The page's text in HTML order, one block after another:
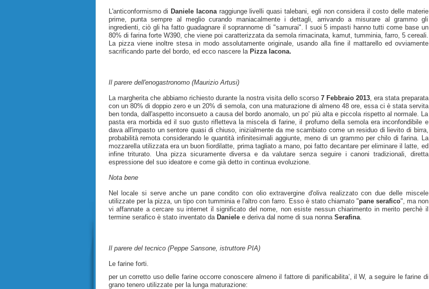
L'anticonformismo di Daniele Iaconaraggiunge livelli quasi talebani, egli non considera il costo delle materie
prime, punta sempre al meglio curando maniacalmente i dettagli, arrivando a misurare al grammo gli
ingredienti, ciò gli ha fatto guadagnare il soprannome di "samurai". I suoi 5 impasti hanno tutti come base un
80% di farina forte W390, che viene poi caratterizzata da semola rimacinata, kamut, tumminia, farro, 5 cereali.
La pizza viene inoltre stesa in modo assolutamente originale, usando alla fine il mattarello ed ovviamente
sacrificando parte del bordo, ed ecco nascere la Pizza Iacona.
Il parere dell'enogastronomo (Maurizio Artusi)
La margherita che abbiamo richiesto durante la nostra visita dello scorso 7 Febbraio 2013, era stata preparata
con un 80% di doppio zero e un 20% di semola, con una maturazione di almeno 48 ore, essa ci è stata servita
ben tonda, dall'aspetto inconsueto a causa del bordo anomalo, un po' più alta e piccola rispetto al normale. La
pasta era morbida ed il suo gusto rifletteva la miscela di farine, il profumo della semola era inconfondibile e
dava all'impasto un sentore quasi di chiuso, inizialmente da me scambiato come un residuo di lievito di birra,
probabilità remota considerando le quantità infinitesimali aggiunte, meno di un grammo per chilo di farina. La
mozzarella utilizzata era un buon fiordilatte, prima tagliato a mano, poi fatto decantare per eliminare il latte, ed
infine triturato. Una pizza sicuramente diversa e da valutare senza seguire i canoni tradizionali, diretta
espressione del suo ideatore e come già detto in continua evoluzione.
Nota bene
Nel locale si serve anche un pane condito con olio extravergine d'oliva realizzato con due delle miscele
utilizzate per la pizza, un tipo con tumminia e l'altro con farro. Esso è stato chiamato "pane serafico", ma non
vi affannate a cercare su internet il significato del nome, non esiste nessun chiarimento in merito perchè il
termine serafico è stato inventato da Danielee deriva dal nome di sua nonna Serafina.
Il parere del tecnico (Peppe Sansone, istruttore PIA)
Le farine forti.
per un corretto uso delle farine occorre conoscere almeno il fattore di panificabilita’, il W, a seguire le farine di
grano tenero utilizzate per la lunga maturazione: